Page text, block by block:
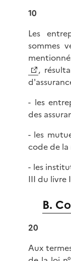
10
Les
sommes
,
- les
des
- les
code de
- les
III du livre
B.
20
Aux